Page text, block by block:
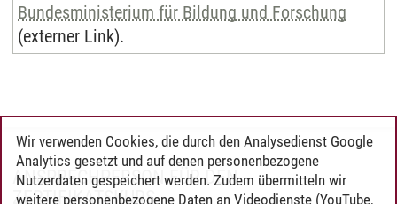
Bundesministerium für Bildung und Forschung
(externer Link).
ANSPRECHPERSON FÜR DEN
ZERTIFIKATSKURS
Wir verwenden Cookies, die durch den Analysedienst Google
Analytics gesetzt und auf denen personenbezogene
Nutzerdaten gespeichert werden. Zudem übermitteln wir
weitere personenbezogene Daten an Videodienste (YouTube,